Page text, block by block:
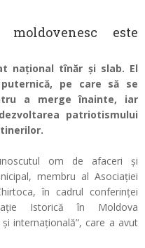
moldovenesc este
național tînăr și slab. El
pe care să se
a merge înainte, iar
patriotismului
om de afaceri și
membru al Asociației
în cadrul conferinței
Istorică în Moldova
internațională”, care a avut